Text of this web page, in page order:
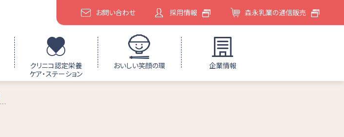
クリニコ認定栄養
ケア・ステーション
おいしい笑顔の環 企業情報
お問い合わせ 採用情報 森永乳業の通信販売